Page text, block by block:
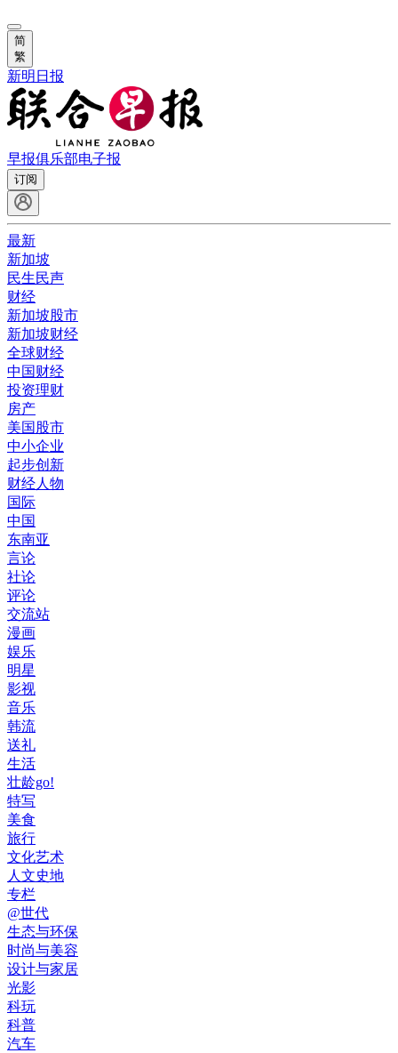
简
繁
新明日报
早报俱乐部电子报
订阅
最新
新加坡
民生民声
财经
新加坡股市
新加坡财经
全球财经
中国财经
投资理财
房产
美国股市
中小企业
起步创新
财经人物
国际
中国
东南亚
言论
社论
评论
交流站
漫画
娱乐
明星
影视
音乐
韩流
送礼
生活
壮龄go!
特写
美食
旅行
文化艺术
人文史地
专栏
@世代
生态与环保
时尚与美容
设计与家居
光影
科玩
科普
汽车